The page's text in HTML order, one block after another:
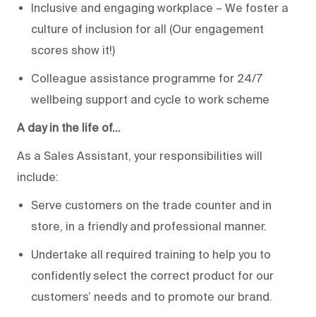
Inclusive and engaging workplace – We foster a
culture of inclusion for all (Our engagement
scores show it!)
Colleague assistance programme for 24/7
wellbeing support and cycle to work scheme
A day in the life of…
As a Sales Assistant, your responsibilities will
include:
Serve customers on the trade counter and in
store, in a friendly and professional manner.
Undertake all required training to help you to
confidently select the correct product for our
customers’ needs and to promote our brand.